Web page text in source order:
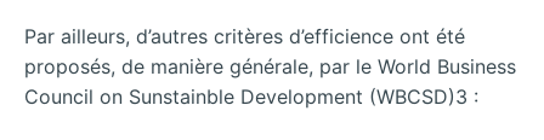
Par ailleurs, d’autres critères d’efficience ont été
proposés, de manière générale, par le World Business
Council on Sunstainble Development (WBCSD)3 :